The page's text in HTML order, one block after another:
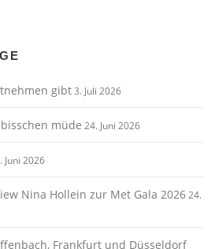
gibt3. Juli 2026
müde 24. Juni 2026
Juni 2026
Nina Hollein zur Met Gala 202624.
Frankfurt und Düsseldorf